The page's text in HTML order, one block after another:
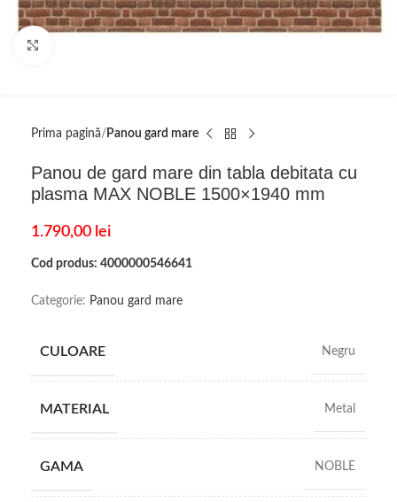
Prima pagină Panou gard mare
Panou de gard mare din tabla debitata cu
plasma MAX NOBLE 1500×1940 mm
1.790,00 lei
Cod produs: 4000000546641
Categorie: Panou gard mare
CULOARE Negru
MATERIAL Metal
GAMA NOBLE